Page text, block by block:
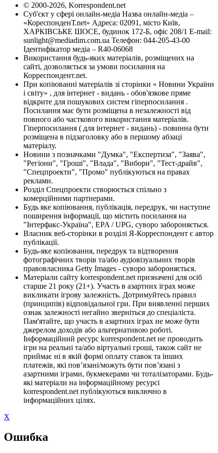
© 2000-2026, Korrespondent.net
Суб'єкт у сфері онлайн-медіа Назва онлайн-медіа –
«КореспонденТ.net» Адреса: 02091, місто Київ,
ХАРКІВСЬКЕ ШОСЕ, будинок 172-Б, офіс 208/1 E-mail:
sunlight@mediadim.com.ua Телефон: 044-205-43-00
Ідентифікатор медіа – R40-06068
Використання будь-яких матеріалів, розміщених на
сайті, дозволяється за умови посилання на
Корреспондент.net.
При копіюванні матеріалів зі сторінки « Новини України
і світу» , для інтернет - видань - обов'язкове пряме
відкрите для пошукових систем гіперпосилання .
Посилання має бути розміщена в незалежності від
повного або часткового використання матеріалів.
Гіперпосилання ( для інтернет - видань) - повинна бути
розміщена в підзаголовку або в першому абзаці
матеріалу.
Новини з позначками "Думка", "Експертиза", "Заява",
"Регіони", "Гроші", "Влада", "Вибори", "Тест-драйв",
"Спецпроекти", "Промо" публікуються на правах
реклами.
Розділ Спецпроекти створюється спільно з
комерційними партнерами.
Будь яке копіювання, публікація, передрук, чи наступне
поширення інформації, що містить посилання на
"Інтерфакс-Україна", EPA / UPG, суворо забороняється.
Власник веб-сторінки в розділі Я-Корреспондент є автор
публікації.
Будь-яке копіювання, передрук та відтворення
фотографічних творів та/або аудіовізуальних творів
правовласника Getty Images - суворо забороняється.
Матеріали сайту korrespondent.net призначені для осіб
старше 21 року (21+). Участь в азартних іграх може
викликати ігрову залежність. Дотримуйтесь правил
(принципів) відповідальної гри. При виявленні перших
ознак залежності негайно зверніться до спеціаліста.
Пам'ятайте, що участь в азартних іграх не може бути
джерелом доходів або альтернативою роботі.
Інформаційний ресурс korrespondent.net не проводить
ігри на реальні та/або віртуальні гроші, також сайт не
приймає ні в якій формі оплату ставок та інших
платежів, які пов’язані/можуть бути пов’язані з
азартними іграми, букмекерами чи тоталізаторами. Будь-
які матеріали на інформаційному ресурсі
korrespondent.net публікуються виключно в
інформаційних цілях.
X
Ошибка